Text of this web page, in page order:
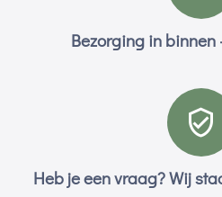
Bezorging in binnen
Heb je een vraag? Wij